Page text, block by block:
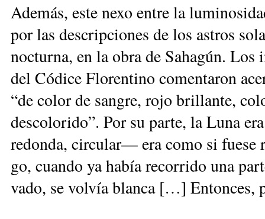
Ade­más, es­te ne­xo en­tre la
por las des­crip­cio­nes de los as­tros
noc­tur­na, en la obra de Sa­ha­gún.
del Có­di­ce Flo­ren­ti­no co­men­ta­ron
“de co­lor de san­gre, ro­jo bri­llan­te,
des­co­lo­ri­do”. Por su par­te, la Lu­na
re­don­da, cir­cu­lar— era co­mo si
go, cuan­do ya ha­bía re­co­rri­do una
va­do, se vol­vía blan­ca […] En­ton­ces,